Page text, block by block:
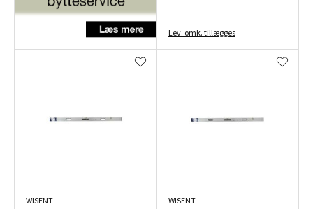
Lev. omk. tillægges
WISENT WISENT